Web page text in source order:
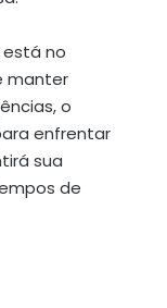
no
manter
o
enfrentar
sua
de